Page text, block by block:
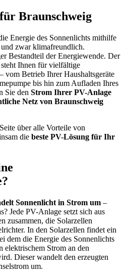
Braunschweig
Energie des Sonnenlichts mithilfe
zwar klimafreundlich.
Bestandteil der Energiewende. Der
steht Ihnen für vielfältige
vom Betrieb Ihrer Haushaltsgeräte
bis hin zum Aufladen Ihres
Sie den Strom Ihrer PV-Anlage
Netz von Braunschweig
über alle Vorteile von
die beste PV-Lösung für Ihr
Sonnenlicht in Strom um –
Jede PV-Anlage setzt sich aus
zusammen, die Solarzellen
In den Solarzellen findet ein
dem die Energie des Sonnenlichts
elektrischem Strom an den
Dieser wandelt den erzeugten
um.